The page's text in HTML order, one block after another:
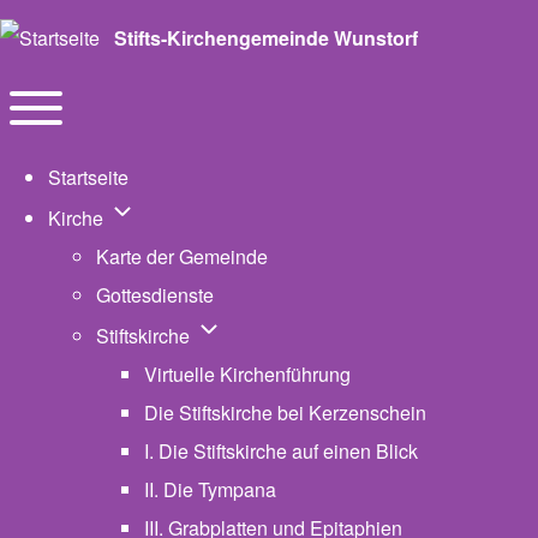
Stifts-Kirchengemeinde Wunstorf
Navigation
Startseite
Kirche Unternavigation von Kirche
Karte der Gemeinde
Gottesdienste
Stiftskirche Unternavigation von Stiftskirche
Virtuelle Kirchenführung
Die Stiftskirche bei Kerzenschein
I. Die Stiftskirche auf einen Blick
II. Die Tympana
III. Grabplatten und Epitaphien